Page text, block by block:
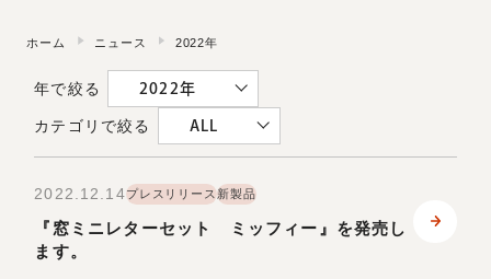
CSR・サステナビリティ
ニュース
ホーム ニュース 2022年
年で絞る 2022年
カテゴリで絞る ALL
2022.12.14プレスリリース新製品
『窓ミニレターセット ミッフィー』を発売し
ます。